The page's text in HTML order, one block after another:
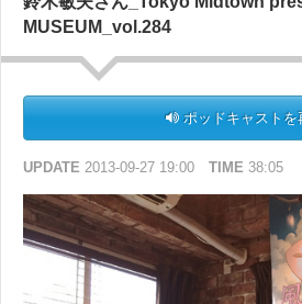
MUSEUM_vol.284
ポッドキャストを
UPDATE 2013-09-27 19:00 TIME 38:05